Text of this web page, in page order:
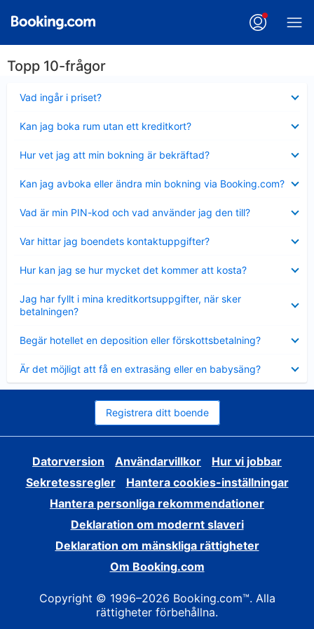
Topp 10-frågor
Vad ingår i priset?
mindre
Kan jag boka rum utan ett kreditkort?
mindre
Hur vet jag att min bokning är bekräftad?
mindre
Kan jag avboka eller ändra min bokning via Booking.com?
mindre
Vad är min PIN-kod och vad använder jag den till?
mindre
Var hittar jag boendets kontaktuppgifter?
mindre
Hur kan jag se hur mycket det kommer att kosta?
mindre
Jag har fyllt i mina kreditkortsuppgifter, när sker
betalningen?
mindre
Begär hotellet en deposition eller förskottsbetalning?
mindre
Är det möjligt att få en extrasäng eller en babysäng?
mindre
Registrera ditt boende
Datorversion Användarvillkor
Hur vi jobbar
Sekretessregler
Hantera cookies-inställningar
Hantera personliga rekommendationer
Deklaration om modernt slaveri
Deklaration om mänskliga rättigheter
Om Booking.com
Copyright © 1996–2026 Booking.com™. Alla
rättigheter förbehållna.